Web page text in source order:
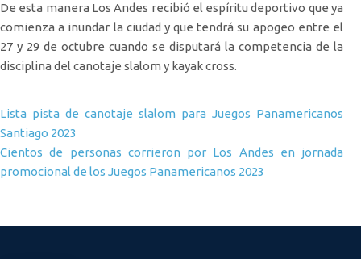
De esta manera Los Andes recibió el espíritu deportivo que ya
comienza a inundar la ciudad y que tendrá su apogeo entre el
27 y 29 de octubre cuando se disputará la competencia de la
disciplina del canotaje slalom y kayak cross.
Navegación de entradas
Lista pista de canotaje slalom para Juegos Panamericanos
Santiago 2023
Cientos de personas corrieron por Los Andes en jornada
promocional de los Juegos Panamericanos 2023